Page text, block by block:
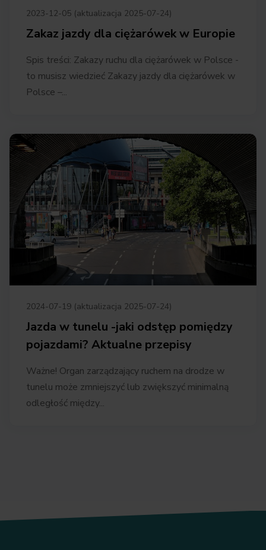
2023-12-05 (aktualizacja 2025-07-24)
Zakaz jazdy dla ciężarówek w Europie
Spis treści: Zakazy ruchu dla ciężarówek w Polsce ­­
to musisz wiedzieć Zakazy jazdy dla ciężarówek w
Polsce –...
2024-07-19 (aktualizacja 2025-07-24)
Jazda w tunelu -jaki odstęp pomiędzy
pojazdami? Aktualne przepisy
Ważne! Organ zarządzający ruchem na drodze w
tunelu może zmniejszyć lub zwiększyć minimalną
odległość między...